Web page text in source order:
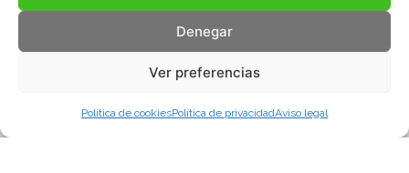
Denegar
Ver preferencias
Política de cookiesPolítica de privacidadAviso legal